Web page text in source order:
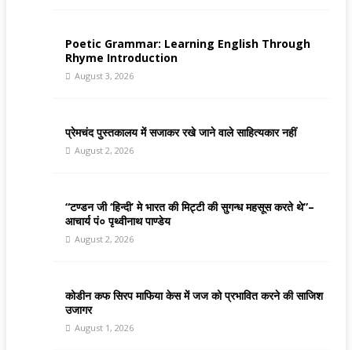
Poetic Grammar: Learning English Through
Rhyme Introduction
August 3, 2026
प्रेमचंद पुस्तकालय में सजाकर रखे जाने वाले साहित्यकार नहीं
August 2, 2026
“टण्डन जी ‘हिन्दी’ मे भारत की मिट्टी की सुगन्ध महसूस करते थे”–
आचार्य पं० पृथ्वीनाथ पाण्डेय
August 2, 2026
कोडीन कफ सिरप माफिया केस में जज को प्रभावित करने की साजिश
उजागर
August 1, 2026